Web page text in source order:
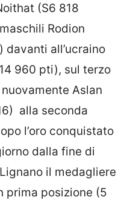
(S6 818
Rodion
davanti all’ucraino
960 pti), sul terzo
Aslan
alla seconda
l’oro conquistato
dalla fine di
il medagliere
prima posizione (5